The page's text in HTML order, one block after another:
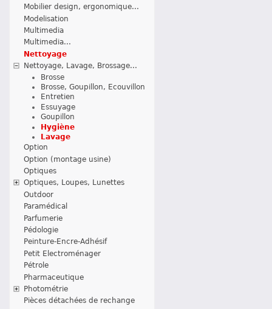
Mobilier design, ergonomique...
Modelisation
Multimedia
Multimedia...
Nettoyage
Nettoyage, Lavage, Brossage...
Brosse
Brosse, Goupillon, Ecouvillon
Entretien
Essuyage
Goupillon
Hygiène
Lavage
Option
Option (montage usine)
Optiques
Optiques, Loupes, Lunettes
Outdoor
Paramédical
Parfumerie
Pédologie
Peinture-Encre-Adhésif
Petit Electroménager
Pétrole
Pharmaceutique
Photométrie
Pièces détachées de rechange